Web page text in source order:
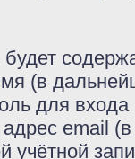
(в
для
email
учётной